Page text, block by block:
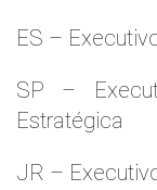
ES –
SP –
Estratégica
JR –